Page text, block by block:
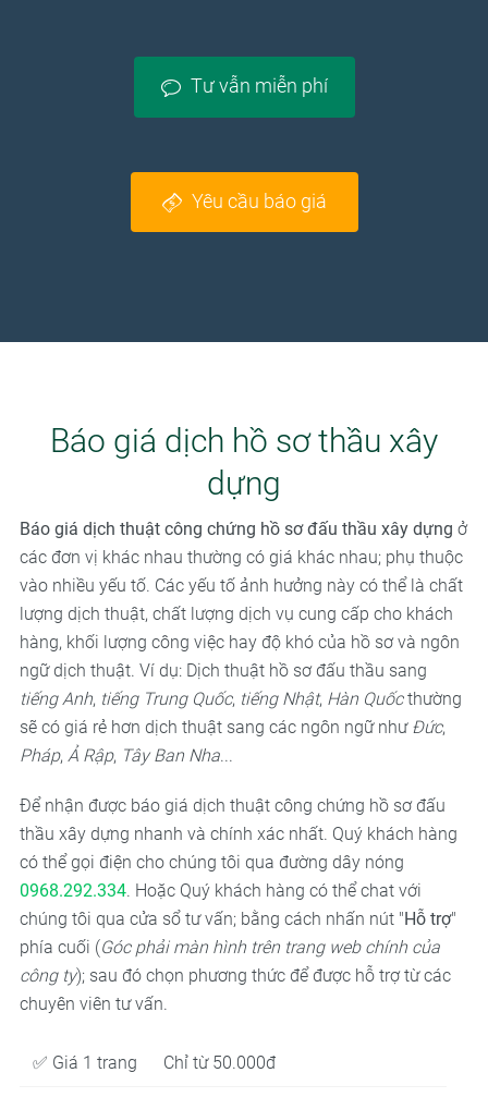
Tư vẫn miễn phí
Yêu cầu báo giá
Báo giá dịch hồ sơ thầu xây
dựng
Báo giá dịch thuật công chứng hồ sơ đấu thầu xây dựng ở
các đơn vị khác nhau thường có giá khác nhau; phụ thuộc
vào nhiều yếu tố. Các yếu tố ảnh hưởng này có thể là chất
lượng dịch thuật, chất lượng dịch vụ cung cấp cho khách
hàng, khối lượng công việc hay độ khó của hồ sơ và ngôn
ngữ dịch thuật. Ví dụ: Dịch thuật hồ sơ đấu thầu sang
tiếng Anh, tiếng Trung Quốc, tiếng Nhật, Hàn Quốcthường
sẽ có giá rẻ hơn dịch thuật sang các ngôn ngữ như Đức,
Pháp, Ả Rập, Tây Ban Nha...
Để nhận được báo giá dịch thuật công chứng hồ sơ đấu
thầu xây dựng nhanh và chính xác nhất. Quý khách hàng
có thể gọi điện cho chúng tôi qua đường dây nóng
0968.292.334. Hoặc Quý khách hàng có thể chat với
chúng tôi qua cửa sổ tư vấn; bằng cách nhấn nút "Hỗ trợ"
phía cuối (Góc phải màn hình trên trang web chính của
công ty); sau đó chọn phương thức để được hỗ trợ từ các
chuyên viên tư vấn.
✅ Giá 1 trang Chỉ từ 50.000đ